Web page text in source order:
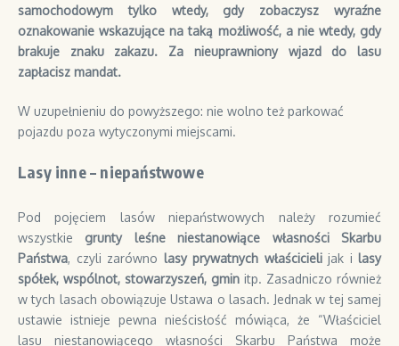
samochodowym tylko wtedy, gdy zobaczysz wyraźne
oznakowanie wskazujące na taką możliwość, a nie wtedy, gdy
brakuje znaku zakazu. Za nieuprawniony wjazd do lasu
zapłacisz mandat.
W uzupełnieniu do powyższego: nie wolno też parkować
pojazdu poza wytyczonymi miejscami.
Lasy inne – niepaństwowe
Pod pojęciem lasów niepaństwowych należy rozumieć
wszystkie grunty leśne niestanowiące własności Skarbu
Państwa, czyli zarówno lasy prywatnych właścicielijak i lasy
spółek, wspólnot, stowarzyszeń, gmin itp. Zasadniczo również
w tych lasach obowiązuje Ustawa o lasach. Jednak w tej samej
ustawie istnieje pewna nieścisłość mówiąca, że “Właściciel
lasu niestanowiącego własności Skarbu Państwa może